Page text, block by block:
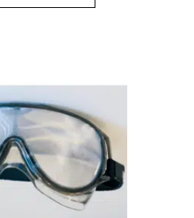
auf.
Optionen
können
auf
der